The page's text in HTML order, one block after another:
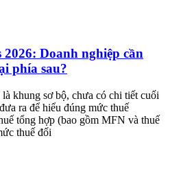
Doanh nghiệp cần
phía sau?
khung sơ bộ, chưa có chi tiết cuối
ra để hiểu đúng mức thuế
tổng hợp (bao gồm MFN và thuế
thuế đối